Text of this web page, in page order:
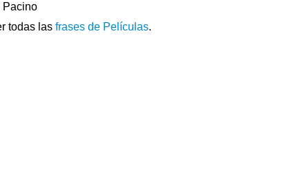
Pacino
todas las frases de Películas.